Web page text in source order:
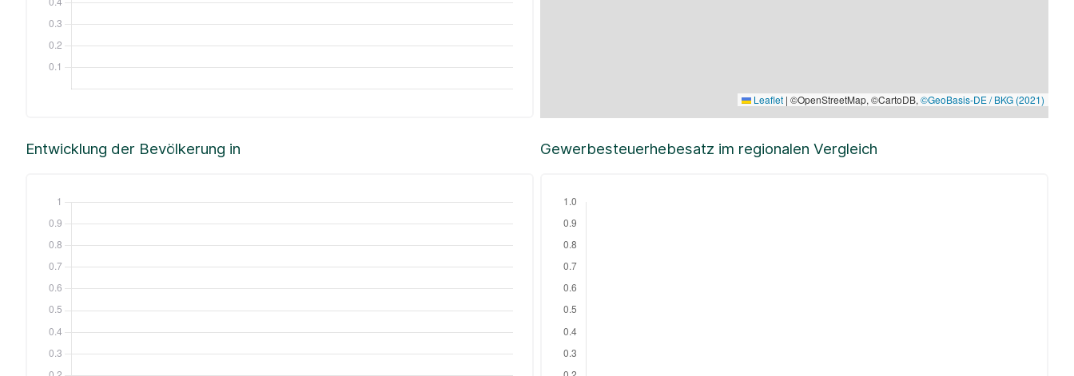
Leaflet | ©OpenStreetMap, ©CartoDB, ©GeoBasis-DE / BKG (2021)
Entwicklung der Bevölkerung in Gewerbesteuerhebesatz im regionalen Vergleich